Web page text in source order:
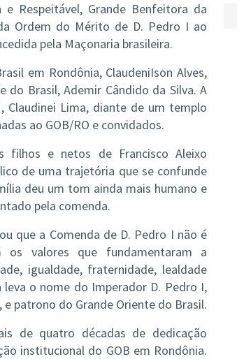
Respeitável, Grande Benfeitora da
Ordem do Mérito de D. Pedro I ao
pela Maçonaria brasileira.
em Rondônia, ClaudeniIson Alves,
do Brasil, Ademir Cândido da Silva. A
Claudinei Lima, diante de um templo
ao GOB/RO e convidados.
filhos e netos de Francisco Aleixo
de uma trajetória que se confunde
deu um tom ainda mais humano e
pela comenda.
que a Comenda de D. Pedro I não é
os valores que fundamentaram a
igualdade, fraternidade, lealdade
o nome do Imperador D. Pedro I,
patrono do Grande Oriente do Brasil.
de quatro décadas de dedicação
institucional do GOB em Rondônia.